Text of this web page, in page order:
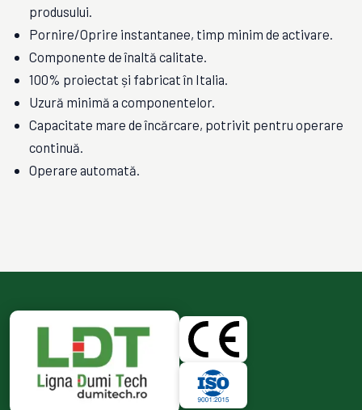
produsului.
Pornire/Oprire instantanee, timp minim de activare.
Componente de înaltă calitate.
100% proiectat și fabricat în Italia.
Uzură minimă a componentelor.
Capacitate mare de încărcare, potrivit pentru operare
continuă.
Operare automată.